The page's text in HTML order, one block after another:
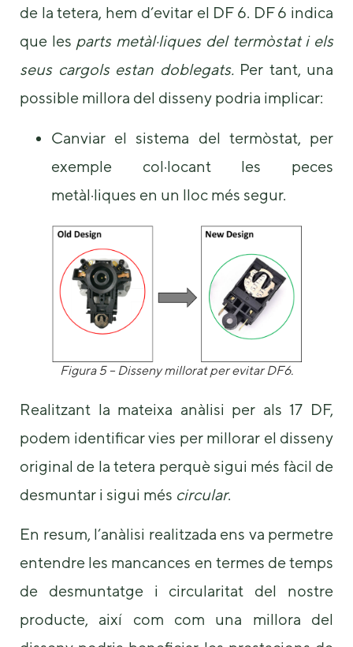
de la tetera, hem d’evitar el DF 6. DF 6 indica
que les parts metàl·liques del termòstat i els
seus cargols estan doblegats.Per tant, una
possible millora del disseny podria implicar:
Canviar el sistema del termòstat, per
exemple col·locant les peces
metàl·liques en un lloc més segur.
Figura 5 – Disseny millorat per evitar DF6.
Realitzant la mateixa anàlisi per als 17 DF,
podem identificar vies per millorar el disseny
original de la tetera perquè sigui més fàcil de
desmuntar i sigui més circular.
En resum, l’anàlisi realitzada ens va permetre
entendre les mancances en termes de temps
de desmuntatge i circularitat del nostre
producte, així com com una millora del